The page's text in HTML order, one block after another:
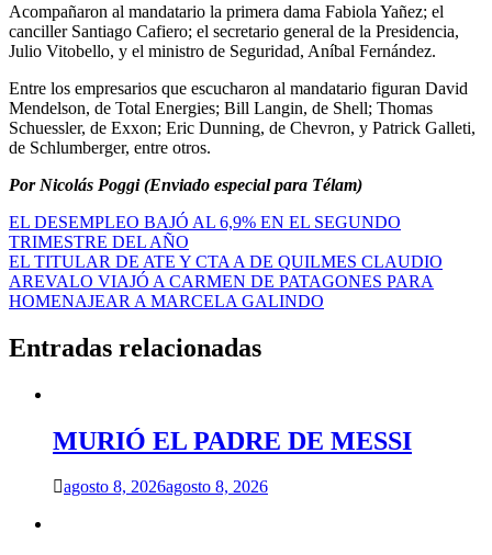
Acompañaron al mandatario la primera dama Fabiola Yañez; el
canciller Santiago Cafiero; el secretario general de la Presidencia,
Julio Vitobello, y el ministro de Seguridad, Aníbal Fernández.
Entre los empresarios que escucharon al mandatario figuran David
Mendelson, de Total Energies; Bill Langin, de Shell; Thomas
Schuessler, de Exxon; Eric Dunning, de Chevron, y Patrick Galleti,
de Schlumberger, entre otros.
Por Nicolás Poggi (Enviado especial para Télam)
Navegación
de
entradas
EL DESEMPLEO BAJÓ AL 6,9% EN EL SEGUNDO
TRIMESTRE DEL AÑO
EL TITULAR DE ATE Y CTA A DE QUILMES CLAUDIO
AREVALO VIAJÓ A CARMEN DE PATAGONES PARA
HOMENAJEAR A MARCELA GALINDO
Entradas relacionadas
MURIÓ EL PADRE DE MESSI
agosto 8, 2026agosto 8, 2026